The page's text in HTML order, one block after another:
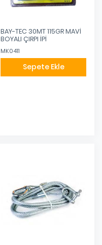
BAY-TEC 30MT 115GR MAVİ
BOYALI ÇIRPI İPİ
MK0411
Sepete Ekle